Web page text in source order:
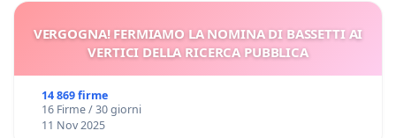
VERGOGNA! FERMIAMO LA NOMINA DI BASSETTI AI
VERTICI DELLA RICERCA PUBBLICA
14 869 firme
16 Firme / 30 giorni
11 Nov 2025